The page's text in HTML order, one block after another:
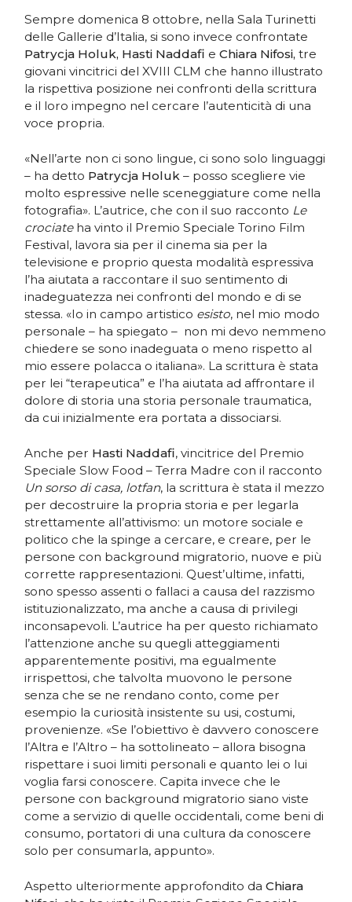
Sempre domenica 8 ottobre, nella Sala Turinetti
delle Gallerie d’Italia, si sono invece confrontate
Patrycja Holuk, Hasti Naddafi eChiara Nifosi,tre
giovani vincitrici del XVIII CLM che hanno illustrato
la rispettiva posizione nei confronti della scrittura
e il loro impegno nel cercare l’autenticità di una
voce propria.
«Nell’arte non ci sono lingue, ci sono solo linguaggi
– ha detto Patrycja Holuk– posso scegliere vie
molto espressive nelle sceneggiature come nella
fotografia». L’autrice, che con il suo racconto Le
crociateha vinto il Premio Speciale Torino Film
Festival, lavora sia per il cinema sia per la
televisione e proprio questa modalità espressiva
l’ha aiutata a raccontare il suo sentimento di
inadeguatezza nei confronti del mondo e di se
stessa. «Io in campo artistico esisto, nel mio modo
personale – ha spiegato – non mi devo nemmeno
chiedere se sono inadeguata o meno rispetto al
mio essere polacca o italiana». La scrittura è stata
per lei “terapeutica” e l’ha aiutata ad affrontare il
dolore di storia una storia personale traumatica,
da cui inizialmente era portata a dissociarsi.
Anche per Hasti Naddafi, vincitrice del Premio
Speciale Slow Food – Terra Madre con il racconto
Un sorso di casa, lotfan, la scrittura è stata il mezzo
per decostruire la propria storia e per legarla
strettamente all’attivismo: un motore sociale e
politico che la spinge a cercare, e creare, per le
persone con background migratorio, nuove e più
corrette rappresentazioni. Quest’ultime, infatti,
sono spesso assenti o fallaci a causa del razzismo
istituzionalizzato, ma anche a causa di privilegi
inconsapevoli. L’autrice ha per questo richiamato
l’attenzione anche su quegli atteggiamenti
apparentemente positivi, ma egualmente
irrispettosi, che talvolta muovono le persone
senza che se ne rendano conto, come per
esempio la curiosità insistente su usi, costumi,
provenienze. «Se l’obiettivo è davvero conoscere
l’Altra e l’Altro – ha sottolineato – allora bisogna
rispettare i suoi limiti personali e quanto lei o lui
voglia farsi conoscere. Capita invece che le
persone con background migratorio siano viste
come a servizio di quelle occidentali, come beni di
consumo, portatori di una cultura da conoscere
solo per consumarla, appunto».
Aspetto ulteriormente approfondito daChiara